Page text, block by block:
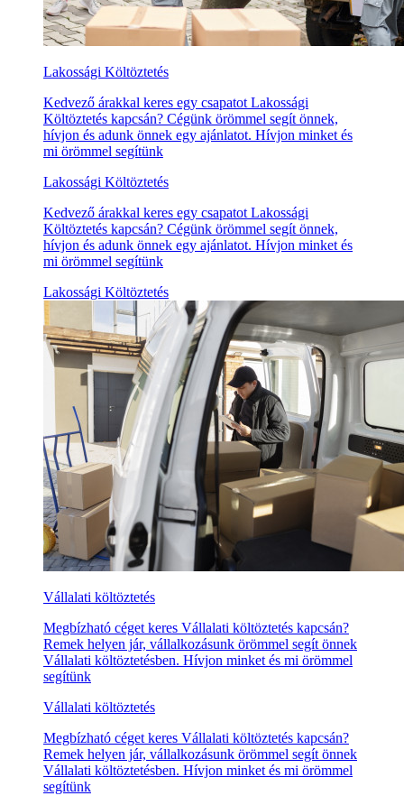
Lakossági Költöztetés
Kedvező árakkal keres egy csapatot Lakossági
Költöztetés kapcsán? Cégünk örömmel segít önnek,
hívjon és adunk önnek egy ajánlatot. Hívjon minket és
mi örömmel segítünk
Lakossági Költöztetés
Kedvező árakkal keres egy csapatot Lakossági
Költöztetés kapcsán? Cégünk örömmel segít önnek,
hívjon és adunk önnek egy ajánlatot. Hívjon minket és
mi örömmel segítünk
Lakossági Költöztetés
Vállalati költöztetés
Megbízható céget keres Vállalati költöztetés kapcsán?
Remek helyen jár, vállalkozásunk örömmel segít önnek
Vállalati költöztetésben. Hívjon minket és mi örömmel
segítünk
Vállalati költöztetés
Megbízható céget keres Vállalati költöztetés kapcsán?
Remek helyen jár, vállalkozásunk örömmel segít önnek
Vállalati költöztetésben. Hívjon minket és mi örömmel
segítünk